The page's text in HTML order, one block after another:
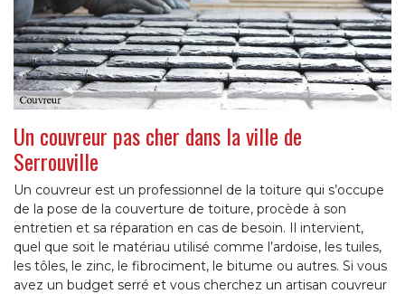
Un couvreur pas cher dans la ville de
Serrouville
Un couvreur est un professionnel de la toiture qui s’occupe
de la pose de la couverture de toiture, procède à son
entretien et sa réparation en cas de besoin. Il intervient,
quel que soit le matériau utilisé comme l’ardoise, les tuiles,
les tôles, le zinc, le fibrociment, le bitume ou autres. Si vous
avez un budget serré et vous cherchez un artisan couvreur